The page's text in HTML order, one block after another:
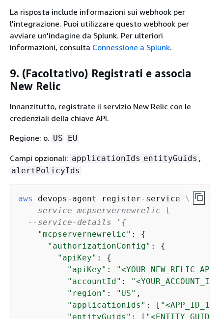
La risposta include informazioni sui webhook per
l'integrazione. Puoi utilizzare questo webhook per
avviare un'indagine da Splunk. Per ulteriori
informazioni, consulta Connessione a Splunk.
9. (Facoltativo) Registrati e associa
New Relic
Innanzitutto, registrate il servizio New Relic con le
credenziali della chiave API.
Regione: o. US EU
Campi opzionali: applicationIds entityGuids ,
alertPolicyIds
aws
devops-agent register-service \
--service mcpservernewrelic \
--service-details ' {
"mcpservernewrelic" : {
"authorizationConfig" : {
"apiKey" : {
"apiKey" :
"accountId" :
"region" : "US" ,
"applicationIds" : [ "<APP_ID_1>"
"entityGuids" : [